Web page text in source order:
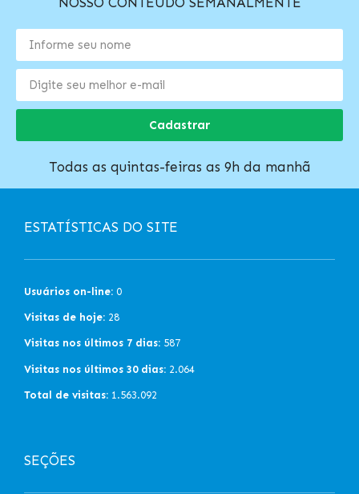
Cadastrar
Todas as quintas-feiras as 9h da manhã
ESTATÍSTICAS DO SITE
Usuários on-line: 0
Visitas de hoje: 28
Visitas nos últimos 7 dias: 587
Visitas nos últimos 30 dias: 2.064
Total de visitas: 1.563.092
SEÇÕES